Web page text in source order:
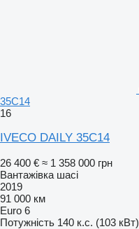
35C14
16
IVECO DAILY 35C14
26 400 € ≈ 1 358 000 грн
Вантажівка шасі
2019
91 000 км
Euro 6
Потужність 140 к.с. (103 кВт)